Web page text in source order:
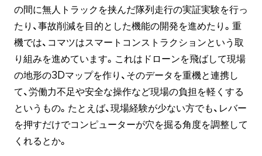
の間に無人トラックを挟んだ隊列走行の実証実験を行っ
たり、事故削減を目的とした機能の開発を進めたり。重
機では、コマツはスマートコンストラクションという取
り組みを進めています。これはドローンを飛ばして現場
の地形の3Dマップを作り、そのデータを重機と連携し
て、労働力不足や安全な操作など現場の負担を軽くする
というもの。たとえば、現場経験が少ない方でも、レバー
を押すだけでコンピューターが穴を掘る角度を調整して
くれるとか。